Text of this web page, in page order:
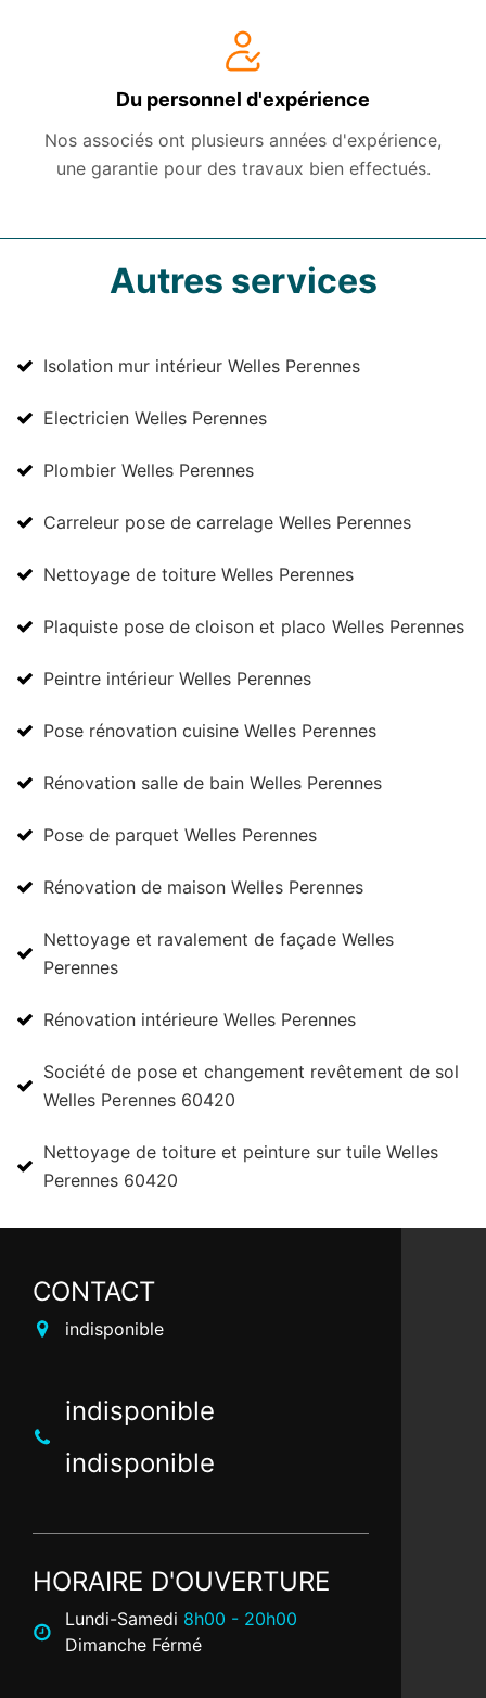
Du personnel d'expérience
Nos associés ont plusieurs années d'expérience,
une garantie pour des travaux bien effectués.
Autres services
Isolation mur intérieur Welles Perennes
Electricien Welles Perennes
Plombier Welles Perennes
Carreleur pose de carrelage Welles Perennes
Nettoyage de toiture Welles Perennes
Plaquiste pose de cloison et placo Welles Perennes
Peintre intérieur Welles Perennes
Pose rénovation cuisine Welles Perennes
Rénovation salle de bain Welles Perennes
Pose de parquet Welles Perennes
Rénovation de maison Welles Perennes
Nettoyage et ravalement de façade Welles
Perennes
Rénovation intérieure Welles Perennes
Société de pose et changement revêtement de sol
Welles Perennes 60420
Nettoyage de toiture et peinture sur tuile Welles
Perennes 60420
CONTACT
indisponible
indisponible
indisponible
HORAIRE D'OUVERTURE
Lundi-Samedi 8h00 - 20h00
Dimanche Férmé